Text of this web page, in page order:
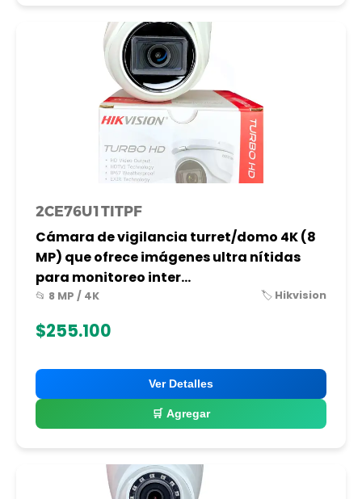
2CE76U1TITPF
Cámara de vigilancia turret/domo 4K (8
MP) que ofrece imágenes ultra nítidas
para monitoreo inter...
📂 8 MP / 4K 🏷️ Hikvision
$255.100
Ver Detalles
🛒 Agregar